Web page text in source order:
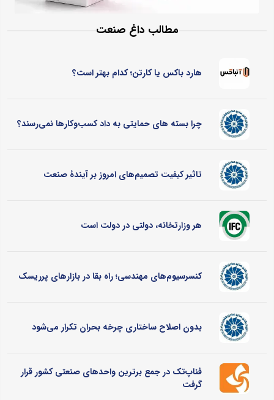
مطالب داغ صنعت
هارد باکس یا کارتن؛ کدام بهتر است؟
چرا بسته های حمایتی به داد کسب‌وکارها نمی‌رسند؟
تاثیر کیفیت تصمیم‌های امروز بر آیندۀ صنعت
هر وزارتخانه، دولتی در دولت است
کنسرسیوم‌های مهندسی؛ راه بقا در بازارهای پرریسک
بدون اصلاح ساختاری چرخه بحران تکرار می‌شود
فناپ‌تک در جمع برترین واحدهای صنعتی کشور قرار
گرفت